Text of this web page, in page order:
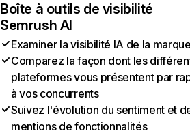
Boîte à outils de visibilité
Semrush AI
Examiner la visibilité IA de la
Comparez la façon dont les
plateformes vous présentent par
à vos concurrents
Suivez l'évolution du sentiment et
mentions de fonctionnalités